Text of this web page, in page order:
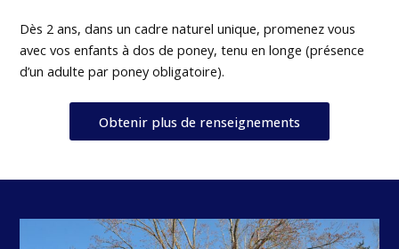
Dès 2 ans, dans un cadre naturel unique, promenez vous
avec vos enfants à dos de poney, tenu en longe (présence
d’un adulte par poney obligatoire).
Obtenir plus de renseignements